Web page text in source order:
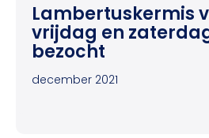
Lambertuskermis
vrijdag en
bezocht
december 2021